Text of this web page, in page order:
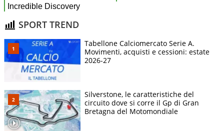
SPORT TREND
Tabellone Calciomercato Serie A.
Movimenti, acquisti e cessioni: estate
2026-27
Silverstone, le caratteristiche del
circuito dove si corre il Gp di Gran
Bretagna del Motomondiale